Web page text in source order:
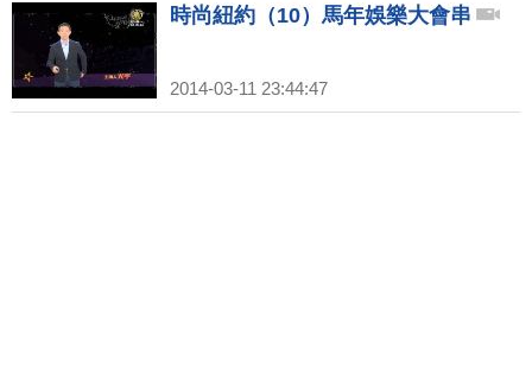
時尚紐約（10）馬年娛樂大會串
2014-03-11 23:44:47